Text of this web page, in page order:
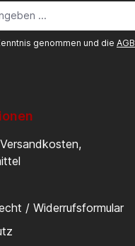
Mail-
Adresse*
genommen und die AGB
/ Widerrufsformular